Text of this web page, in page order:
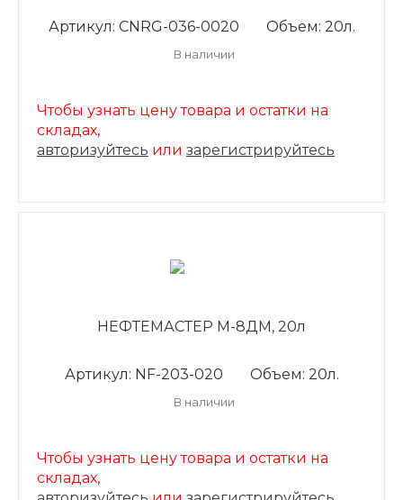
Артикул: CNRG-036-0020 Объем: 20л.
В наличии
Чтобы узнать цену товара и остатки на
складах,
авторизуйтесь или зарегистрируйтесь
НЕФТЕМАСТЕР М-8ДМ, 20л
Артикул: NF-203-020 Объем: 20л.
В наличии
Чтобы узнать цену товара и остатки на
складах,